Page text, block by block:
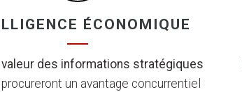
ÉCONOMIQUE
des informations stratégiques
un avantage concurrentiel